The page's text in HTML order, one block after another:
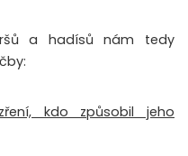
a hadísů nám tedy
kdo způsobil jeho